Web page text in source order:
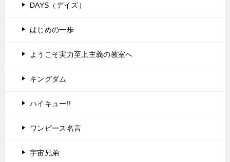
DAYS（デイズ）
はじめの一歩
ようこそ実力至上主義の教室へ
キングダム
ハイキュー!!
ワンピース名言
宇宙兄弟